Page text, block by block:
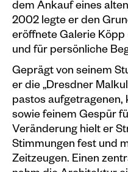
Kataloge
Plakate
Sondereditionen
Editionen
Merchandise
dem Ankauf eines
2002 legte er den
eröffnete Galerie Köpp
und für persönliche
Geprägt von seinem
er die „Dresdner
pastos aufgetragenen,
sowie feinem Gespür
Veränderung hielt er
Stimmungen fest und
Zeitzeugen. Einen